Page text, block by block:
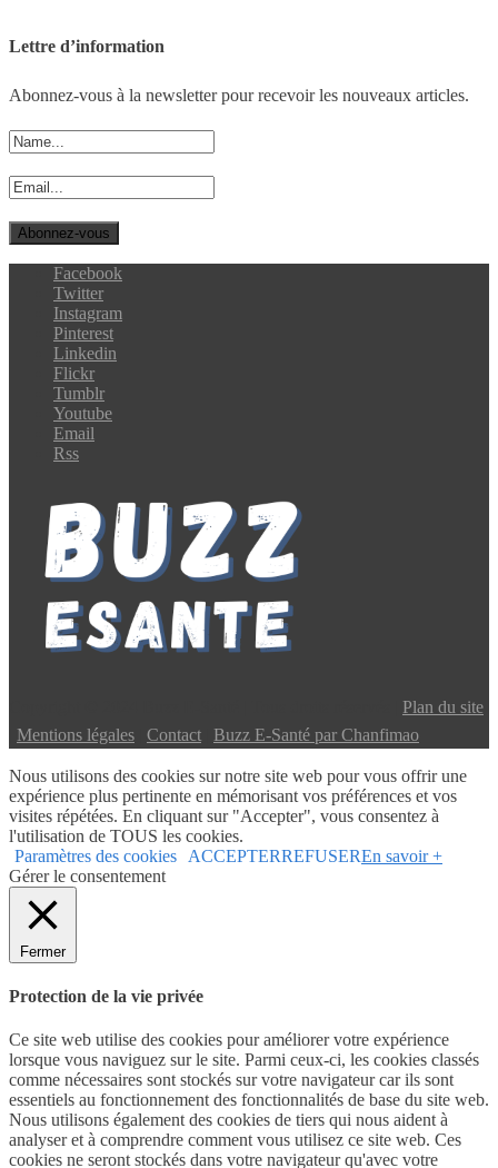
Lettre d’information
Abonnez-vous à la newsletter pour recevoir les nouveaux articles.
Facebook
Twitter
Instagram
Pinterest
Linkedin
Flickr
Tumblr
Youtube
Email
Rss
Plan du site
Mentions légales Contact Buzz E-Santé par Chanfimao
Nous utilisons des cookies sur notre site web pour vous offrir une
expérience plus pertinente en mémorisant vos préférences et vos
visites répétées. En cliquant sur "Accepter", vous consentez à
l'utilisation de TOUS les cookies.
Paramètres des cookies
ACCEPTERREFUSEREn savoir +
Gérer le consentement
Fermer
Protection de la vie privée
Ce site web utilise des cookies pour améliorer votre expérience
lorsque vous naviguez sur le site. Parmi ceux-ci, les cookies classés
comme nécessaires sont stockés sur votre navigateur car ils sont
essentiels au fonctionnement des fonctionnalités de base du site web.
Nous utilisons également des cookies de tiers qui nous aident à
analyser et à comprendre comment vous utilisez ce site web. Ces
cookies ne seront stockés dans votre navigateur qu'avec votre